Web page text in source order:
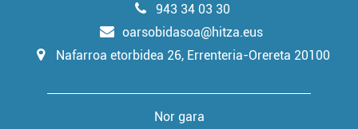
943 34 03 30
oarsobidasoa@hitza.eus
Nafarroa etorbidea 26, Errenteria-Orereta 20100
Nor gara